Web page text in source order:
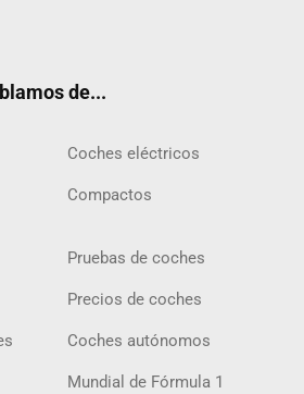
de...
Coches eléctricos
Compactos
Pruebas de coches
Precios de coches
Coches autónomos
Mundial de Fórmula 1